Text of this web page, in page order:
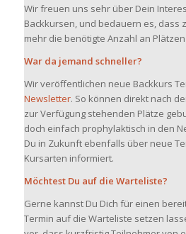
Wir freuen uns sehr über Dein
Backkursen, und bedauern es, dass
mehr die benötigte Anzahl an
War da jemand schneller?
Wir veröffentlichen neue Backkurs
Newsletter. So können direkt nach
zur Verfügung stehenden Plätze
doch einfach prophylaktisch in den
Du in Zukunft ebenfalls über neue
Kursarten informiert.
Möchtest Du auf die Warteliste?
Gerne kannst Du Dich für einen
Termin auf die Warteliste setzen